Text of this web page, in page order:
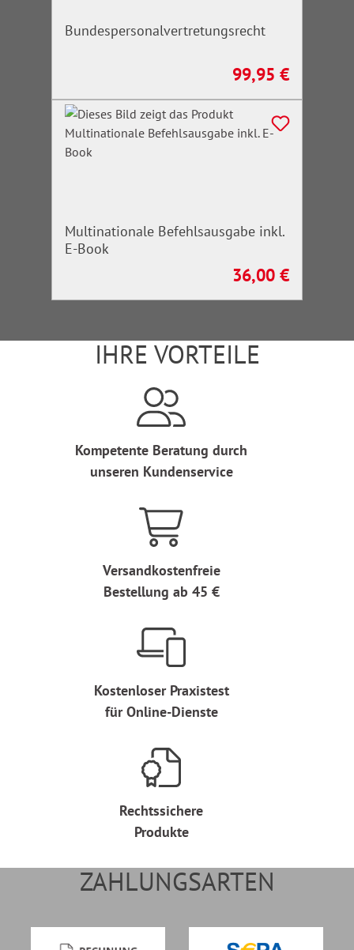
Bundespersonalvertretungsrecht
Regulärer Preis:
99,95 €
Multinationale Befehlsausgabe inkl.
E-Book
Regulärer Preis:
36,00 €
IHRE VORTEILE
Kompetente Beratung durch
unseren Kundenservice
Versandkostenfreie
Bestellung ab 45 €
Kostenloser Praxistest
für Online-Dienste
Rechtssichere
Produkte
ZAHLUNGSARTEN